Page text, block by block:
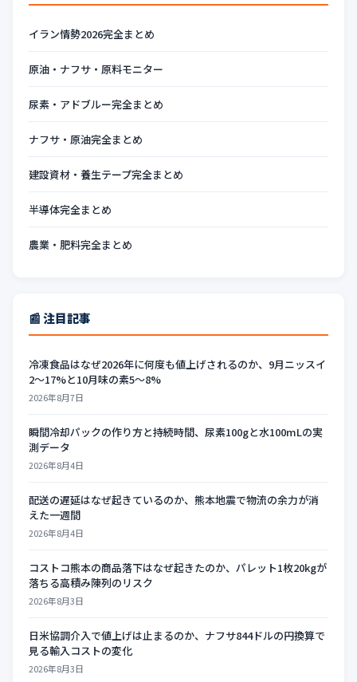
イラン情勢2026完全まとめ
原油・ナフサ・原料モニター
尿素・アドブルー完全まとめ
ナフサ・原油完全まとめ
建設資材・養生テープ完全まとめ
半導体完全まとめ
農業・肥料完全まとめ
📰 注目記事
冷凍食品はなぜ2026年に何度も値上げされるのか、9月ニッスイ
2〜17%と10月味の素5〜8%
2026年8月7日
瞬間冷却パックの作り方と持続時間、尿素100gと水100mLの実
測データ
2026年8月4日
配送の遅延はなぜ起きているのか、熊本地震で物流の余力が消
えた一週間
2026年8月4日
コストコ熊本の商品落下はなぜ起きたのか、パレット1枚20kgが
落ちる高積み陳列のリスク
2026年8月3日
日米協調介入で値上げは止まるのか、ナフサ844ドルの円換算で
見る輸入コストの変化
2026年8月3日